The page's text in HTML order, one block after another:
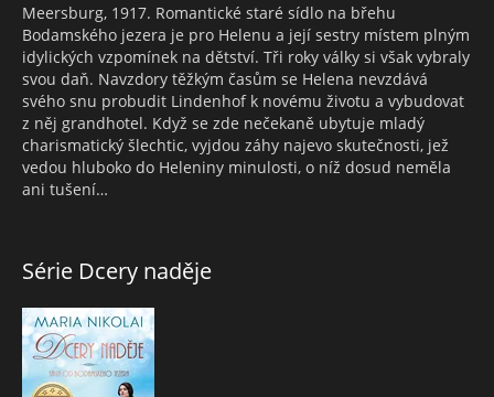
Meersburg, 1917. Romantické staré sídlo na břehu
Bodamského jezera je pro Helenu a její sestry místem plným
idylických vzpomínek na dětství. Tři roky války si však vybraly
svou daň. Navzdory těžkým časům se Helena nevzdává
svého snu probudit Lindenhof k novému životu a vybudovat
z něj grandhotel. Když se zde nečekaně ubytuje mladý
charismatický šlechtic, vyjdou záhy najevo skutečnosti, jež
vedou hluboko do Heleniny minulosti, o níž dosud neměla
ani tušení…
Série Dcery naděje